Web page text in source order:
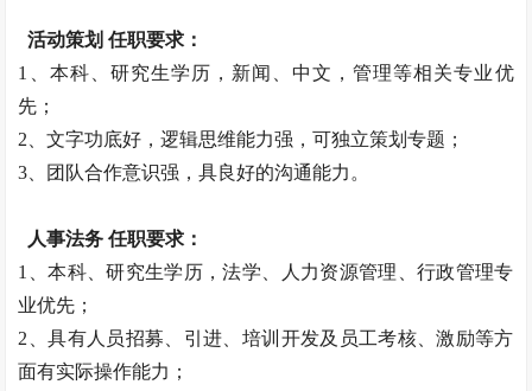
活动策划 任职要求：
1、本科、研究生学历，新闻、中文，管理等相关专业优
先；
2、文字功底好，逻辑思维能力强，可独立策划专题；
3、团队合作意识强，具良好的沟通能力。
人事法务 任职要求：
1、本科、研究生学历，法学、人力资源管理、行政管理专
业优先；
2、具有人员招募、引进、培训开发及员工考核、激励等方
面有实际操作能力；